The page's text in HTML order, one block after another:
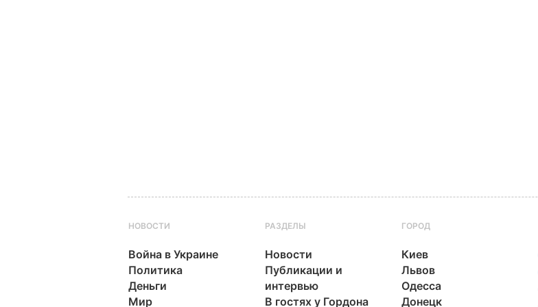
НОВОСТИ
Война в Украине
Политика
Деньги
Мир
РАЗДЕЛЫ
Новости
Публикации и
интервью
В гостях у Гордона
ГОРОД
Киев
Львов
Одесса
Донецк